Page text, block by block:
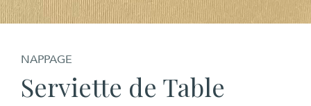
NAPPAGE
Serviette de Table